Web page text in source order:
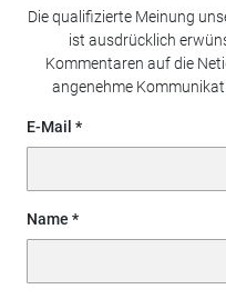
Die qualifizierte Meinung
ist ausdrücklich
Kommentaren auf die
angenehme
E-Mail
Name